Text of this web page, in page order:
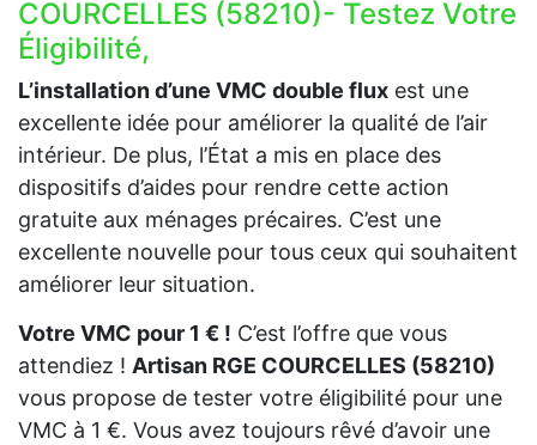
COURCELLES (58210)- Testez Votre
Éligibilité,
L’installation d’une VMC double flux est une
excellente idée pour améliorer la qualité de l’air
intérieur. De plus, l’État a mis en place des
dispositifs d’aides pour rendre cette action
gratuite aux ménages précaires. C’est une
excellente nouvelle pour tous ceux qui souhaitent
améliorer leur situation.
Votre VMC pour 1 € ! C’est l’offre que vous
attendiez ! Artisan RGE COURCELLES (58210)
vous propose de tester votre éligibilité pour une
VMC à 1 €. Vous avez toujours rêvé d’avoir une